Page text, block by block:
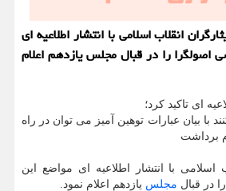
انقلاب اسلامی با انتشار اطلاعیه ای
را در قبال مجلس یازدهم اعلام
ای تاکید کرد؛
با بیان عبارات توهین آمیز می توان در راه
برداشت
اسلامی با انتشار اطلاعیه ای مواضع این
در قبال مجلس یازدهم اعلام نمود.